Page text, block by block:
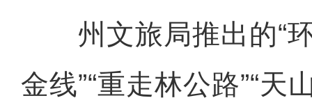
州文旅局推出的“环
金线”“重走林公路”“天